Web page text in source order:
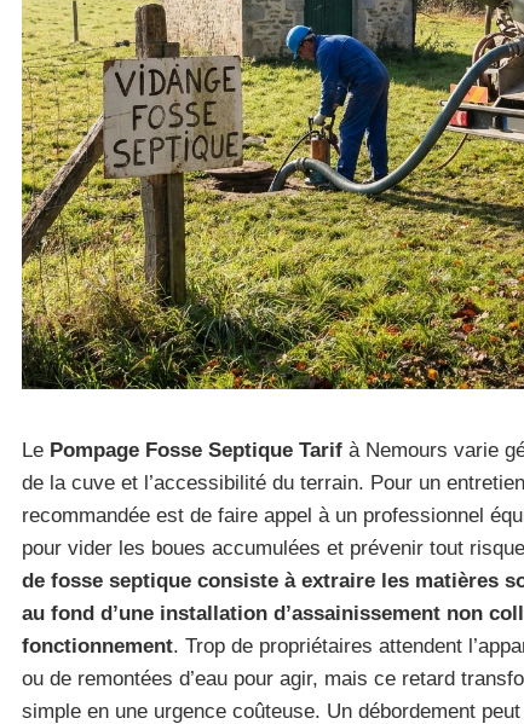
Le Pompage Fosse Septique Tarif à Nemours varie
de la cuve et l’accessibilité du terrain. Pour un
recommandée est de faire appel à un professionnel
pour vider les boues accumulées et prévenir tout
de fosse septique consiste à extraire les matières
au fond d’une installation d’assainissement non
fonctionnement. Trop de propriétaires attendent
ou de remontées d’eau pour agir, mais ce retard
simple en une urgence coûteuse. Un débordement